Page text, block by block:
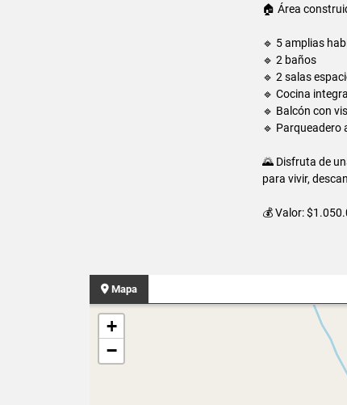
🏠 Área
🔹 5 amplias
🔹 2 baños
🔹 2 salas
🔹 Cocina integral
🔹 Balcón con
🔹 Parqueadero
🌄 Disfruta de
para vivir,
💰 Valor:
Mapa
+
−